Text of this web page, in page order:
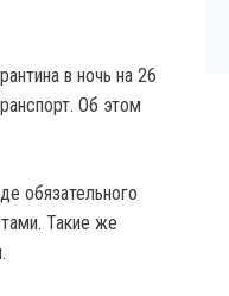
в ночь на 26
Об этом
обязательного
Такие же